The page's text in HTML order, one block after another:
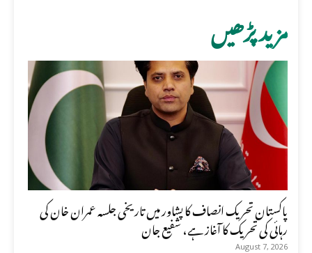
مزید پڑھیں
پاکستان تحریک انصاف کا پشاور میں تاریخی جلسہ عمران خان کی
رہائی کی تحریک کا آغاز ہے، شفیع جان
August 7, 2026